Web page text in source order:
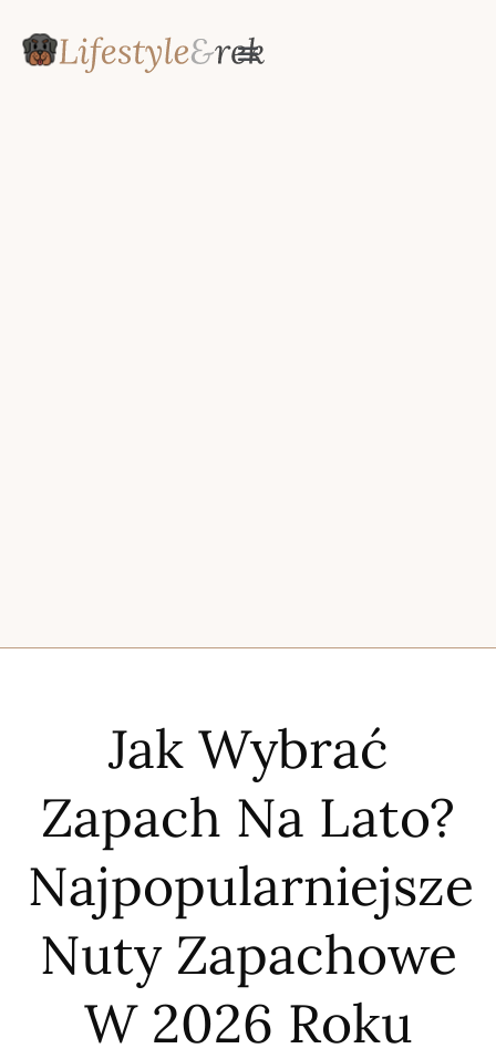
Jak Wybrać
Zapach Na Lato?
Najpopularniejsze
Nuty Zapachowe
W 2026 Roku